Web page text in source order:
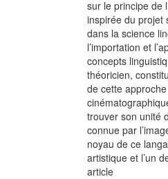
sur le principe de
inspirée du projet
dans la science
l’importation et
concepts
théoricien,
de cette
trouver son unité
connue par
noyau de ce
artistique et l’un
article